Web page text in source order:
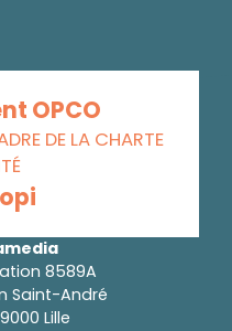
OPCO
DE LA CHARTE
8589A
Saint-André
Lille